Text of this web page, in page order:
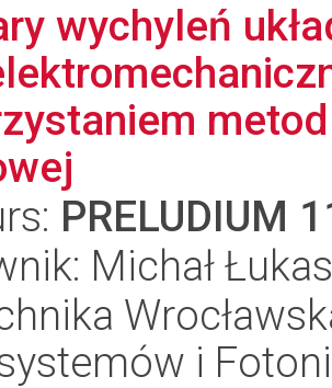
wychyleń
PRELUDIUM
Michał
i